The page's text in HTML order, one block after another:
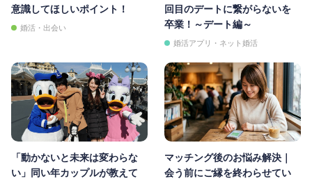
意識してほしいポイント！
婚活・出会い
回目のデートに繋がらないを
卒業！～デート編～
婚活アプリ・ネット婚活
「動かないと未来は変わらな
い」同い年カップルが教えて
マッチング後のお悩み解決｜
会う前にご縁を終わらせてい